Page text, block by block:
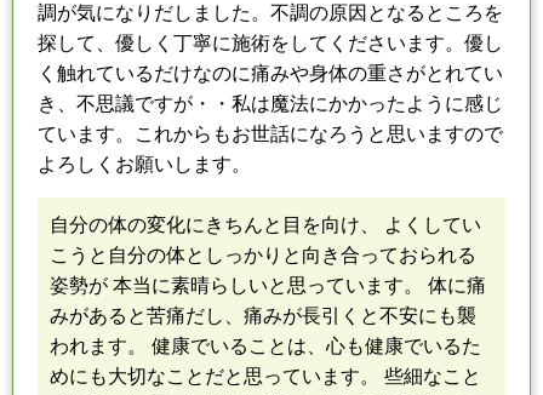
調が気になりだしました。 不調の原因となるところを
探して、優しく丁寧に施術をしてくださいます。 優し
く触れているだけなのに痛みや身体の重さがとれてい
き、不思議ですが・・ 私は魔法にかかったように感じ
ています。
これからもお世話になろうと思いますので
よろしくお願いします。
自分の体の変化にきちんと目を向け、 よくしてい
こうと自分の体と しっかりと向き合っておられる
姿勢が 本当に素晴らしいと思っています。 体に痛
みがあると苦痛だし、痛みが長引くと不安にも襲
われます。 健康でいることは、心も健康でいるた
めにも大切なことだと思っています。 些細なこと